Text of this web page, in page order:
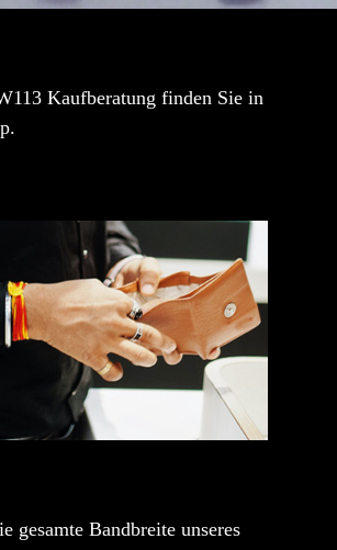
Kaufberatung finden Sie in
gesamte Bandbreite unseres